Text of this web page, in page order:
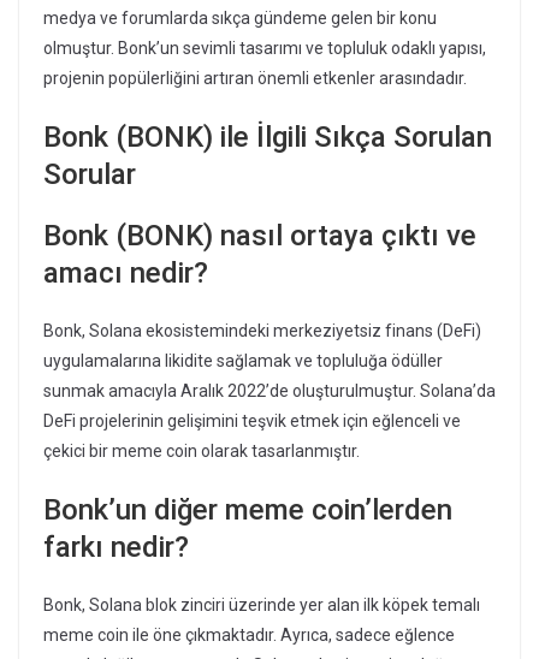
medya ve forumlarda sıkça gündeme gelen bir konu
olmuştur. Bonk’un sevimli tasarımı ve topluluk odaklı yapısı,
projenin popülerliğini artıran önemli etkenler arasındadır.
Bonk (BONK) ile İlgili Sıkça Sorulan
Sorular
Bonk (BONK) nasıl ortaya çıktı ve
amacı nedir?
Bonk, Solana ekosistemindeki merkeziyetsiz finans (DeFi)
uygulamalarına likidite sağlamak ve topluluğa ödüller
sunmak amacıyla Aralık 2022’de oluşturulmuştur. Solana’da
DeFi projelerinin gelişimini teşvik etmek için eğlenceli ve
çekici bir meme coin olarak tasarlanmıştır.
Bonk’un diğer meme coin’lerden
farkı nedir?
Bonk, Solana blok zinciri üzerinde yer alan ilk köpek temalı
meme coin ile öne çıkmaktadır. Ayrıca, sadece eğlence